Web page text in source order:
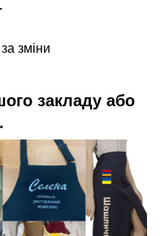
зміни
закладу або